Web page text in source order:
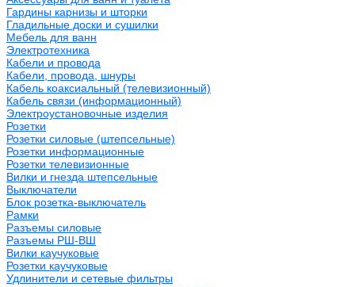
Гардины карнизы и шторки
Гладильные доски и сушилки
Мебель для ванн
Электротехника
Кабели и провода
Кабели, провода, шнуры
Кабель коаксиальный (телевизионный)
Кабель связи (информационный)
Электроустановочные изделия
Розетки
Розетки силовые (штепсельные)
Розетки информационные
Розетки телевизионные
Вилки и гнезда штепсельные
Выключатели
Блок розетка-выключатель
Рамки
Разъемы силовые
Разъемы РШ-ВШ
Вилки каучуковые
Розетки каучуковые
Удлинители и сетевые фильтры